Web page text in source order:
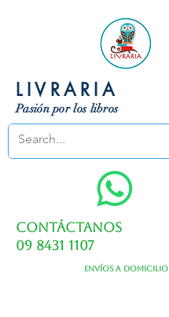
LIVRARIA
Pasión por los libros
Contáctanos
09 8431 1107
Envíos a domicilio